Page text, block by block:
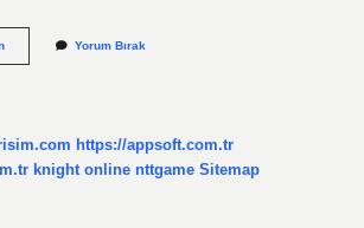
Keş
Yorum Bırak
https://appsoft.com.tr
knight online nttgame Sitemap